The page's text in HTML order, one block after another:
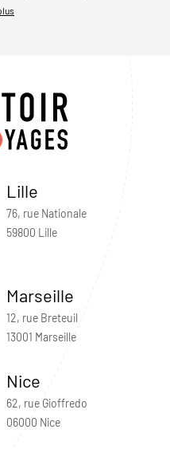
Lille
76, rue Nationale
59800 Lille
Marseille
12, rue Breteuil
13001 Marseille
Nice
62, rue Gioffredo
06000 Nice